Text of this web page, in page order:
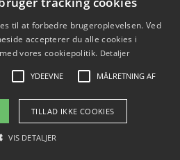
i Lund. Find en
i Lund og omegn
kommunefindes
hvis du vil udvide din
tømrer.
til at forbedre brugeroplevelsen. Ved
accepterer du alle cookies i
vores cookiepolitik. Detaljer
YDEEVNE MÅLRETNING AF
TILLAD IKKE COOKIES
VIS DETALJER